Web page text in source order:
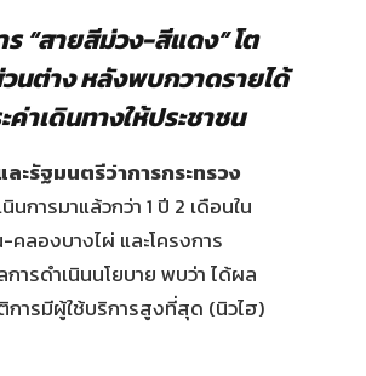
“สายสีม่วง-สีแดง” โต
นต่าง หลังพบกวาดรายได้
าเดินทางให้ประชาชน
ะรัฐมนตรีว่าการกระทรวง
การมาแล้วกว่า 1 ปี 2 เดือนใน
ลองบางไผ่ และโครงการ
รดำเนินนโยบาย พบว่า ได้ผล
ารมีผู้ใช้บริการสูงที่สุด (นิวไฮ)